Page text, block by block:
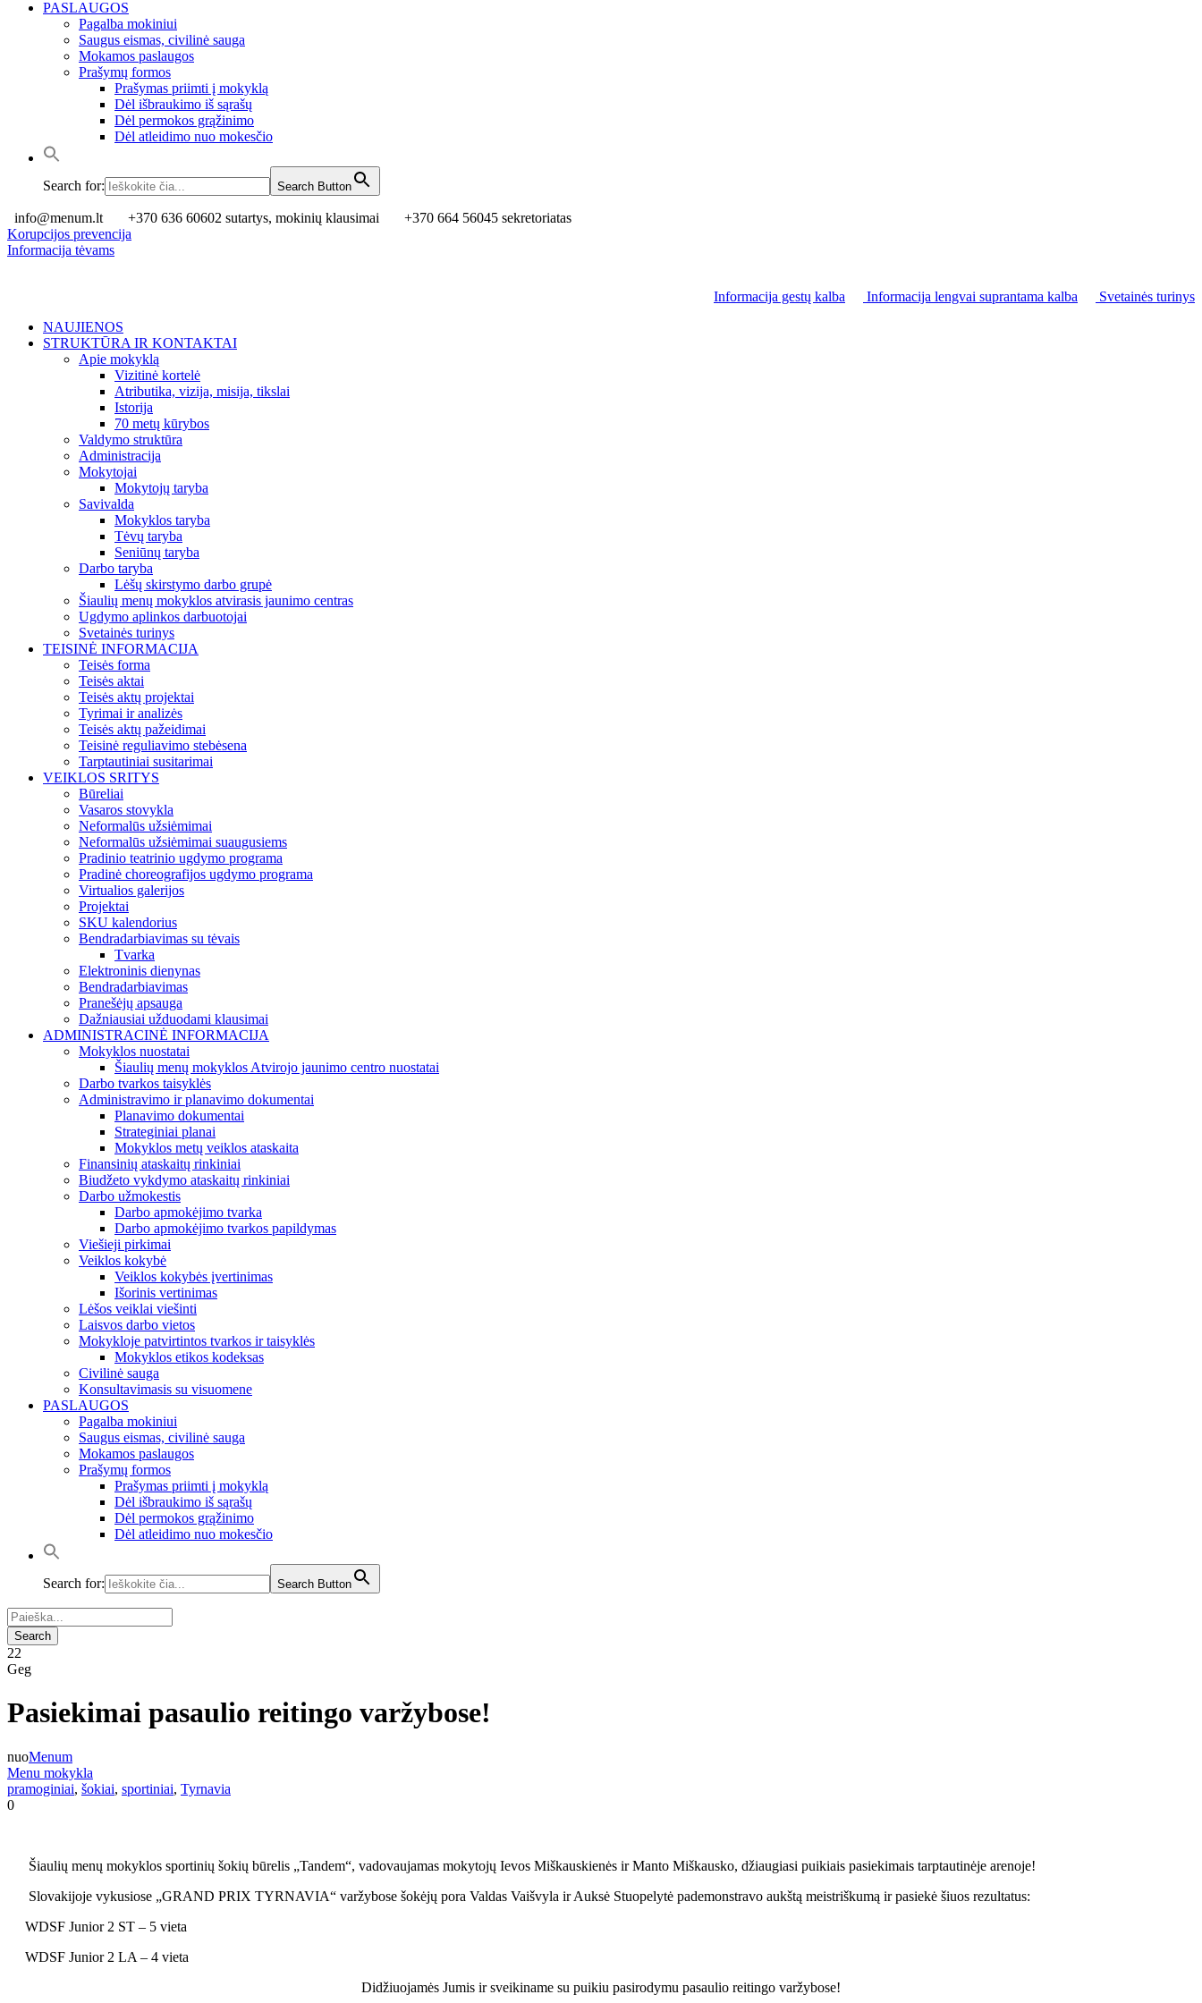
PASLAUGOS
Pagalba mokiniui
Saugus eismas, civilinė sauga
Mokamos paslaugos
Prašymų formos
Prašymas priimti į mokyklą
Dėl išbraukimo iš sąrašų
Dėl permokos grąžinimo
Dėl atleidimo nuo mokesčio
Search for: Search Button
info@menum.lt +370 636 60602 sutartys, mokinių klausimai
+370 664 56045 sekretoriatas
Korupcijos prevencija
Informacija tėvams
Informacija gestų kalba Informacija lengvai suprantama kalba
Svetainės turinys
NAUJIENOS
STRUKTŪRA IR KONTAKTAI
Apie mokyklą
Vizitinė kortelė
Atributika, vizija, misija, tikslai
Istorija
70 metų kūrybos
Valdymo struktūra
Administracija
Mokytojai
Mokytojų taryba
Savivalda
Mokyklos taryba
Tėvų taryba
Seniūnų taryba
Darbo taryba
Lėšų skirstymo darbo grupė
Šiaulių menų mokyklos atvirasis jaunimo centras
Ugdymo aplinkos darbuotojai
Svetainės turinys
TEISINĖ INFORMACIJA
Teisės forma
Teisės aktai
Teisės aktų projektai
Tyrimai ir analizės
Teisės aktų pažeidimai
Teisinė reguliavimo stebėsena
Tarptautiniai susitarimai
VEIKLOS SRITYS
Būreliai
Vasaros stovykla
Neformalūs užsiėmimai
Neformalūs užsiėmimai suaugusiems
Pradinio teatrinio ugdymo programa
Pradinė choreografijos ugdymo programa
Virtualios galerijos
Projektai
SKU kalendorius
Bendradarbiavimas su tėvais
Tvarka
Elektroninis dienynas
Bendradarbiavimas
Pranešėjų apsauga
Dažniausiai užduodami klausimai
ADMINISTRACINĖ INFORMACIJA
Mokyklos nuostatai
Šiaulių menų mokyklos Atvirojo jaunimo centro nuostatai
Darbo tvarkos taisyklės
Administravimo ir planavimo dokumentai
Planavimo dokumentai
Strateginiai planai
Mokyklos metų veiklos ataskaita
Finansinių ataskaitų rinkiniai
Biudžeto vykdymo ataskaitų rinkiniai
Darbo užmokestis
Darbo apmokėjimo tvarka
Darbo apmokėjimo tvarkos papildymas
Viešieji pirkimai
Veiklos kokybė
Veiklos kokybės įvertinimas
Išorinis vertinimas
Lėšos veiklai viešinti
Laisvos darbo vietos
Mokykloje patvirtintos tvarkos ir taisyklės
Mokyklos etikos kodeksas
Civilinė sauga
Konsultavimasis su visuomene
PASLAUGOS
Pagalba mokiniui
Saugus eismas, civilinė sauga
Mokamos paslaugos
Prašymų formos
Prašymas priimti į mokyklą
Dėl išbraukimo iš sąrašų
Dėl permokos grąžinimo
Dėl atleidimo nuo mokesčio
Search for: Search Button
22
Geg
Pasiekimai pasaulio reitingo varžybose!
nuoMenum
Menu mokykla
pramoginiai, šokiai, sportiniai, Tyrnavia
0
Šiaulių menų mokyklos sportinių šokių būrelis „Tandem“, vadovaujamas mokytojų Ievos Miškauskienės ir Manto Miškausko, džiaugiasi puikiais pasiekimais tarptautinėje arenoje!
Slovakijoje vykusiose „GRAND PRIX TYRNAVIA“ varžybose šokėjų pora Valdas Vaišvyla ir Auksė Stuopelytė pademonstravo aukštą meistriškumą ir pasiekė šiuos rezultatus:
WDSF Junior 2 ST – 5 vieta
WDSF Junior 2 LA – 4 vieta
Didžiuojamės Jumis ir sveikiname su puikiu pasirodymu pasaulio reitingo varžybose!